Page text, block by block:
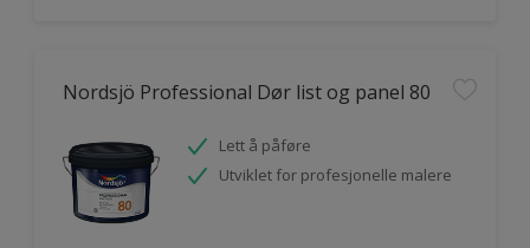
Nordsjö Professional Dør list og panel 80
Lett å påføre
Utviklet for profesjonelle malere